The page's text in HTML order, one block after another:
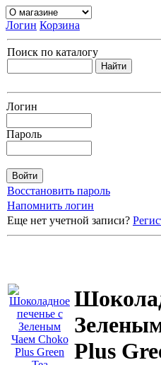
Логин Корзина
Поиск по каталогу
Логин
Пароль
Восстановить пароль
Напомнить логин
Еще нет учетной записи?
Plus